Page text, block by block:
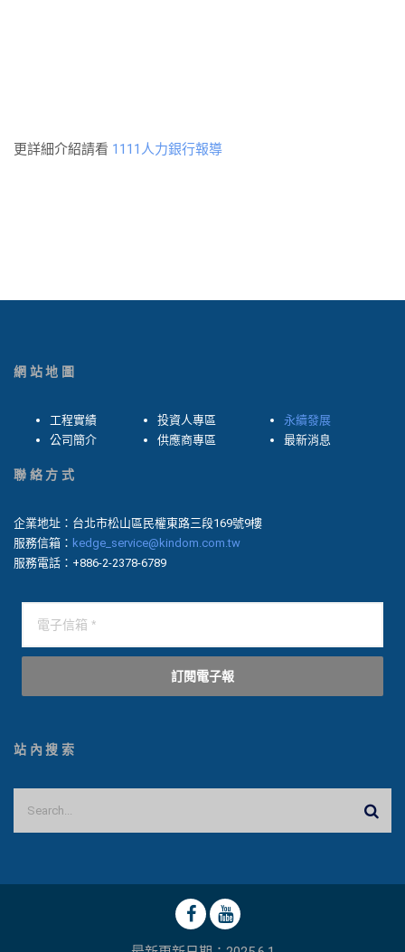
更詳細介紹請看 1111人力銀行報導
網站地圖
工程實績
公司簡介
投資人專區
供應商專區
永續發展
最新消息
聯絡方式
企業地址：台北市松山區民權東路三段169號9樓
服務信箱： kedge_service@kindom.com.tw
服務電話：+886-2-2378-6789
訂閱電子報
站內搜索